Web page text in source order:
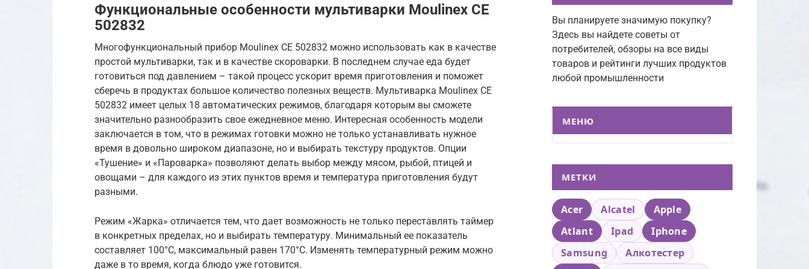
Функциональные особенности мультиварки Moulinex CE
502832
Многофункциональный прибор Moulinex CE 502832 можно использовать как в качестве
простой мультиварки, так и в качестве скороварки. В последнем случае еда будет
готовиться под давлением – такой процесс ускорит время приготовления и поможет
сберечь в продуктах большое количество полезных веществ. Мультиварка Moulinex CE
502832 имеет целых 18 автоматических режимов, благодаря которым вы сможете
значительно разнообразить свое ежедневное меню. Интересная особенность модели
заключается в том, что в режимах готовки можно не только устанавливать нужное
время в довольно широком диапазоне, но и выбирать текстуру продуктов. Опции
«Тушение» и «Пароварка» позволяют делать выбор между мясом, рыбой, птицей и
овощами – для каждого из этих пунктов время и температура приготовления будут
разными.
Режим «Жарка» отличается тем, что дает возможность не только переставлять таймер
в конкретных пределах, но и выбирать температуру. Минимальный ее показатель
составляет 100°C, максимальный равен 170°C. Изменять температурный режим можно
даже в то время, когда блюдо уже готовится.
Вы планируете значимую покупку?
Здесь вы найдете советы от
потребителей, обзоры на все виды
товаров и рейтинги лучших продуктов
любой промышленности
МЕНЮ
МЕТКИ
Acer Alcatel
Apple
Atlant
Ipad
Iphone
Samsung
Алкотестер